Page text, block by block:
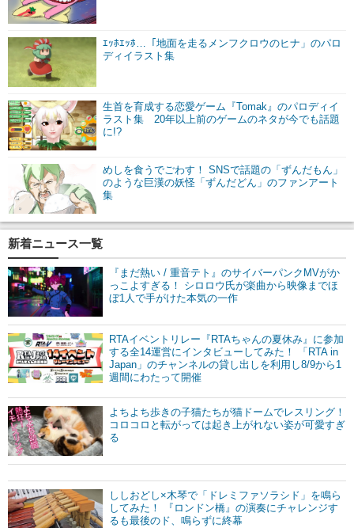
ｴｯﾎｴｯﾎ…「地面を走るメンフクロウのヒナ」のパロ
ディイラスト集
生首を育成する恋愛ゲーム『Tomak』のパロディイ
ラスト集 20年以上前のゲームのネタが今でも話題
に!?
めしを食うでごわす！ SNSで話題の「ずんだもん」
のような巨漢の妖怪「ずんだどん」のファンアート
集
新着ニュース一覧
『まだ熱い / 重音テト』のサイバーパンクMVがか
っこよすぎる！ シロロウ氏が楽曲から映像までほ
ぼ1人で手がけた本気の一作
RTAイベントリレー『RTAちゃんの夏休み』に参加
する全14運営にインタビューしてみた！ 「RTA in
Japan」のチャンネルの貸し出しを利用し8/9から1
週間にわたって開催
よちよち歩きの子猫たちが猫ドームでレスリング！
コロコロと転がっては起き上がれない姿が可愛すぎ
る
ししおどし×木琴で「ドレミファソラシド」を鳴ら
してみた！ 『ロンドン橋』の演奏にチャレンジす
るも最後のド、鳴らずに終幕